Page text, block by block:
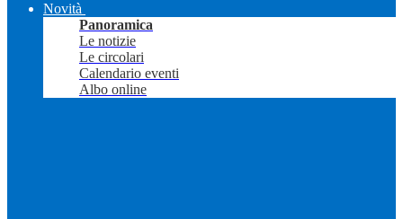
Novità
Panoramica
Le notizie
Le circolari
Calendario eventi
Albo online